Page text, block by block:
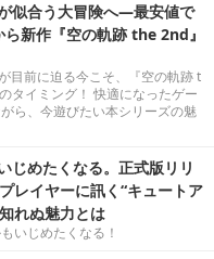
似合う大冒険へ―最安値で
新作『空の軌跡 the 2nd』
目前に迫る今こそ、『空の軌跡 t
タイミング！ 快適になったゲー
ら、今遊びたい本シリーズの魅
じめたくなる。正式版リリ
レイヤーに訊く“キュートア
れぬ魅力とは
いじめたくなる！